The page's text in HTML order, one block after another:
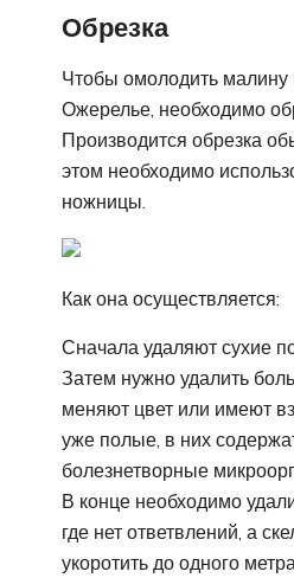
Обрезка
Чтобы омолодить
Ожерелье, необходимо
Производится обрезка
этом необходимо
ножницы.
Как она осуществляется:
Сначала удаляют сухие
Затем нужно удалить
меняют цвет или имеют
уже полые, в них
болезнетворные
В конце необходимо
где нет ответвлений, а
укоротить до одного метра.